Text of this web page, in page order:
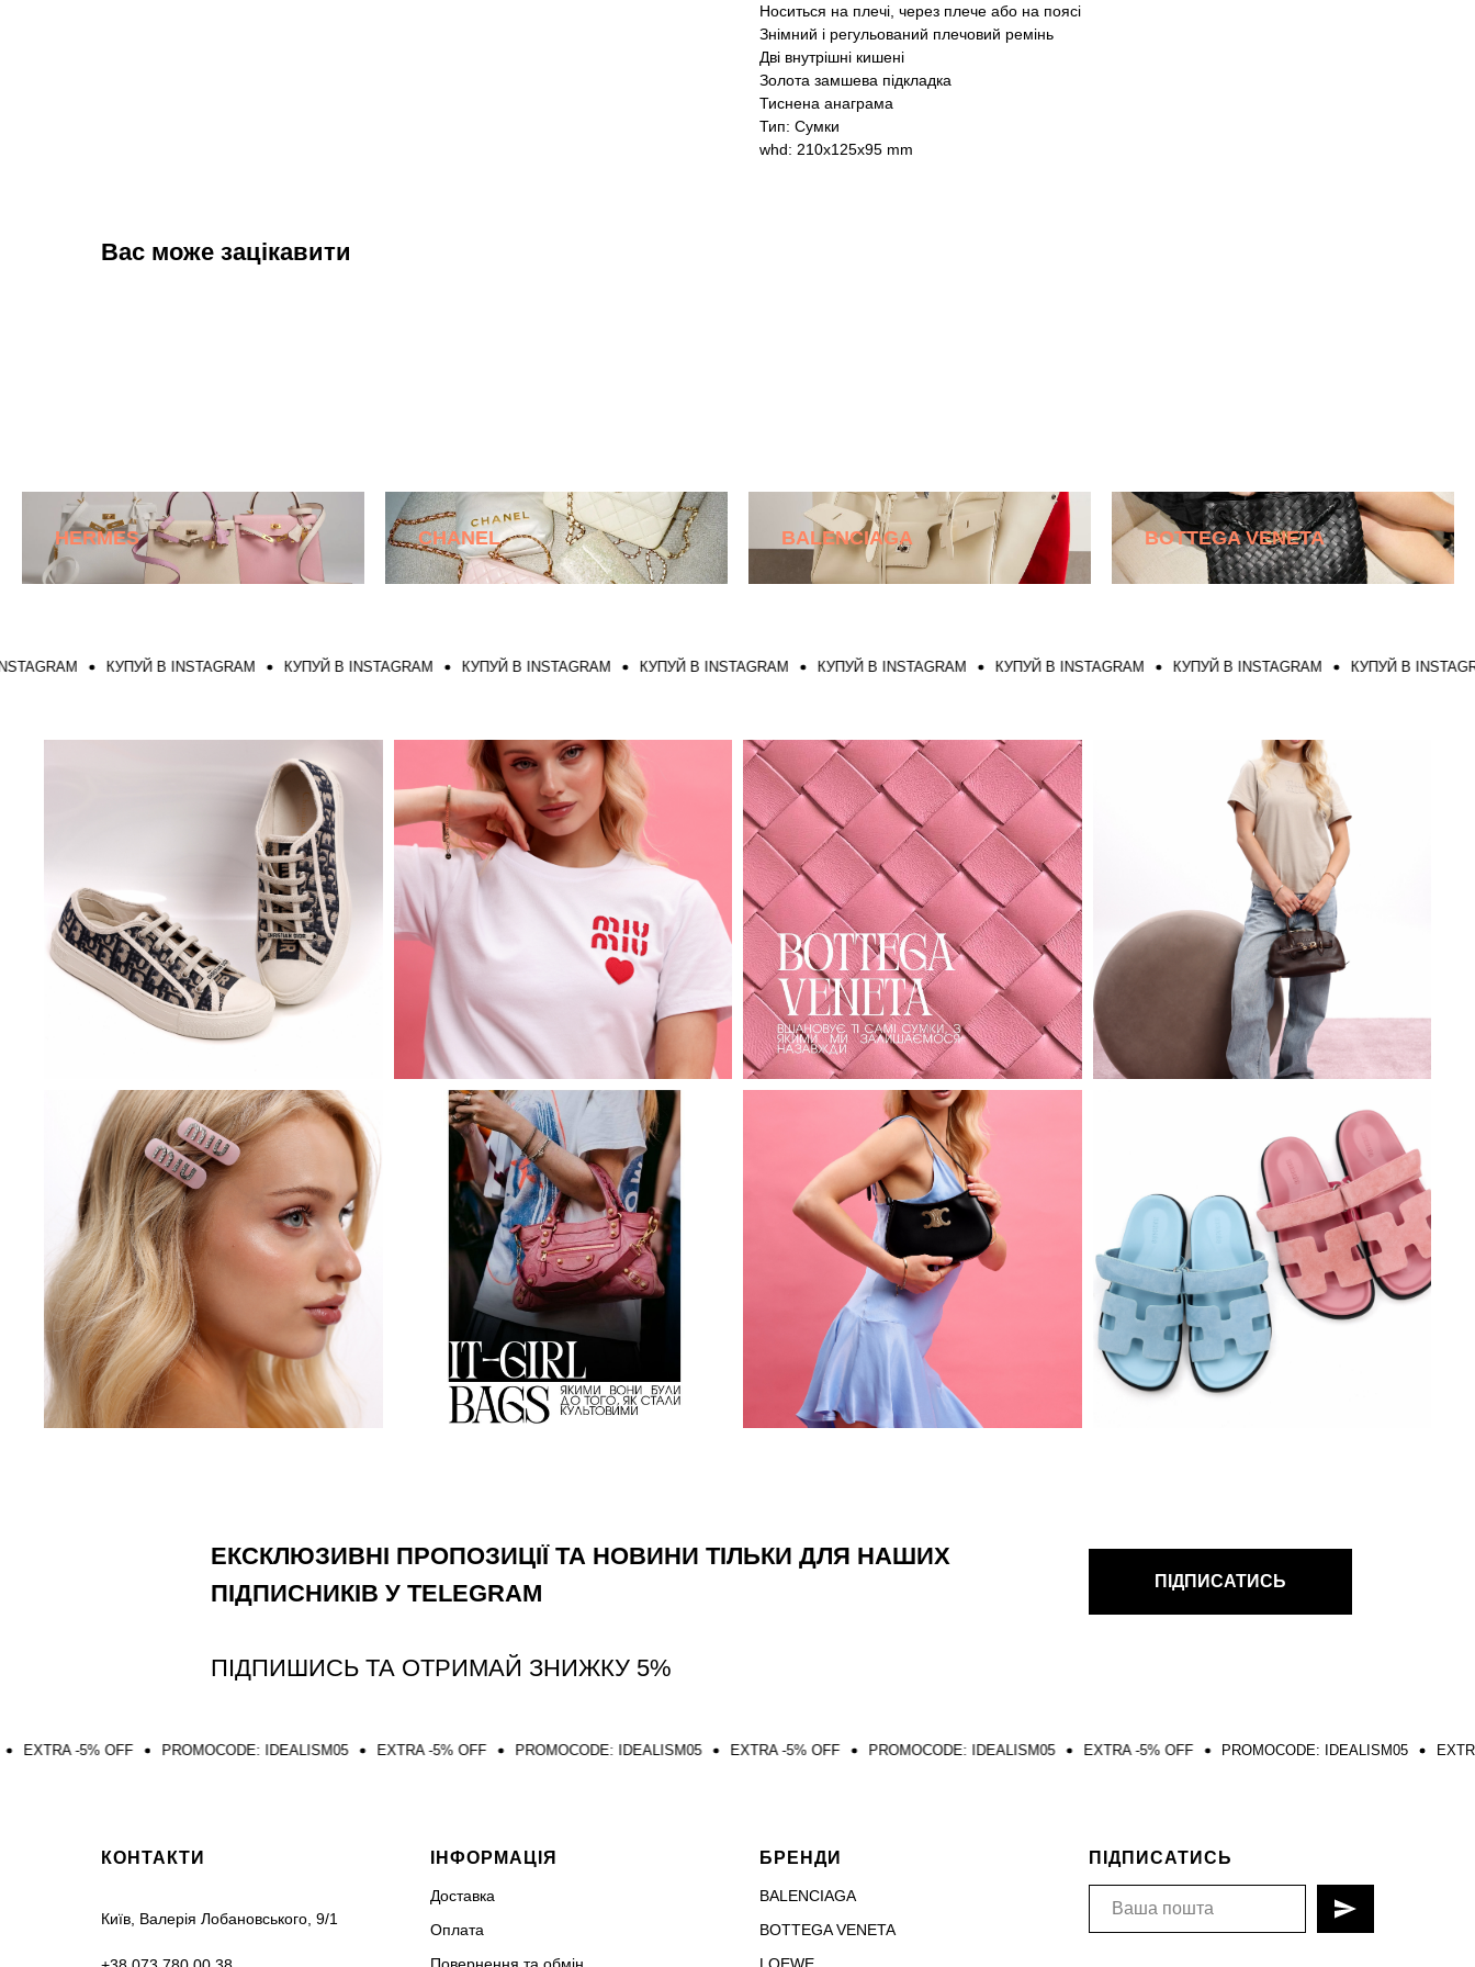
Носиться на плечі, через плече або на поясі
Знімний і регульований плечовий ремінь
Дві внутрішні кишені
Золота замшева підкладка
Тиснена анаграма
Тип: Сумки
whd: 210x125x95 mm
Вас може зацікавити
HERMES CHANEL BALENCIAGA BOTTEGA VENETA
КУПУЙ В INSTAGRAM КУПУЙ В INSTAGRAM КУПУЙ В INSTAGRAM КУПУЙ В INSTAGRAM КУПУЙ В INSTAGRAM КУПУЙ В INSTAGRAM КУПУЙ В INSTAGRAM КУПУЙ В INSTAGRAM
ЕКСКЛЮЗИВНІ ПРОПОЗИЦІЇ ТА НОВИНИ ТІЛЬКИ ДЛЯ НАШИХ
ПІДПИСНИКІВ У TELEGRAM
ПІДПИШИСЬ ТА ОТРИМАЙ ЗНИЖКУ 5%
ПІДПИСАТИСЬ
OFF PROMOCODE: IDEALISM05 EXTRA -5% OFF PROMOCODE: IDEALISM05 EXTRA -5% OFF PROMOCODE: IDEALISM05 EXTRA -5% OFF PROMOCODE: IDEALISM05 EXTRA -5% OFF
КОНТАКТИ
Київ, Валерія Лобановського, 9/1
ІНФОРМАЦІЯ
Доставка
Оплата
БРЕНДИ
BALENCIAGA
BOTTEGA VENETA
ПІДПИСАТИСЬ